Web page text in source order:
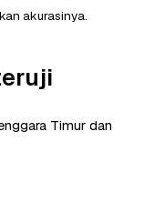
akurasinya.
Timur dan